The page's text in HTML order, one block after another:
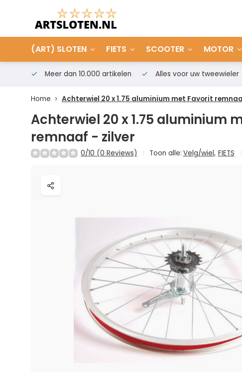
(ART) SLOTEN FIETS SCOOTER MOTOR
Meer dan 10.000 artikelen Alles voor uw tweewieler
Home Achterwiel 20 x 1.75 aluminium met Favorit
Achterwiel 20 x 1.75 aluminium
remnaaf - zilver
0/10 (0 Reviews) Toon alle: Velg/wiel, FIETS